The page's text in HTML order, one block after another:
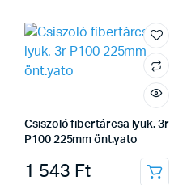
Csiszoló fibertárcsa lyuk. 3r
P100 225mm önt.yato
1 543 Ft